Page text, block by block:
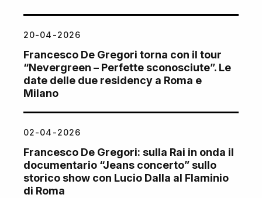
20-04-2026
Francesco De Gregori torna con il tour
“Nevergreen – Perfette sconosciute”. Le
date delle due residency a Roma e
Milano
02-04-2026
Francesco De Gregori: sulla Rai in onda il
documentario “Jeans concerto” sullo
storico show con Lucio Dalla al Flaminio
di Roma